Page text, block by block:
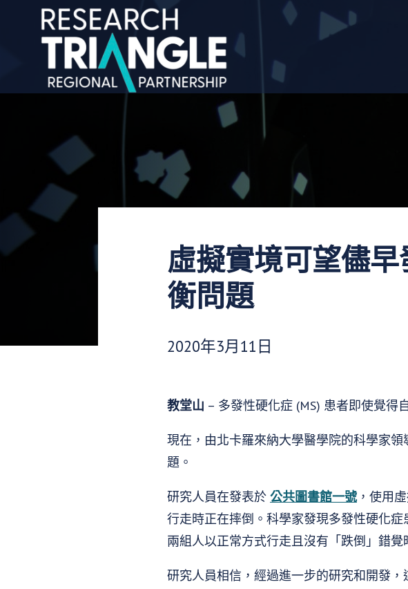
跳至內容
虛擬實境可望儘
衡問題
發布日期：
2020年3月11日
教堂山 – 多發性硬化症 (MS) 患者即使覺得
現在，由北卡羅來納大學醫學院的科學家
題。
研究人員在發表於 公共圖書館一號，使用
行走時正在摔倒。科學家發現多發性硬化
兩組人以正常方式行走且沒有「跌倒」錯覺
研究人員相信，經過進一步的研究和開發